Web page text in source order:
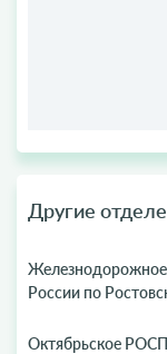
Другие
России по
Октябрьское